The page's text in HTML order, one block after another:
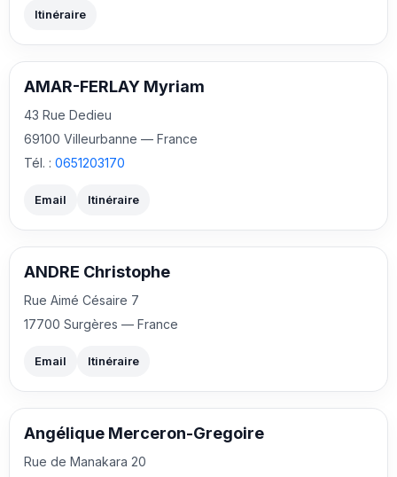
Itinéraire
AMAR-FERLAY Myriam
43 Rue Dedieu
69100 Villeurbanne — France
Tél. : 0651203170
Email Itinéraire
ANDRE Christophe
Rue Aimé Césaire 7
17700 Surgères — France
Email Itinéraire
Angélique Merceron-Gregoire
Rue de Manakara 20